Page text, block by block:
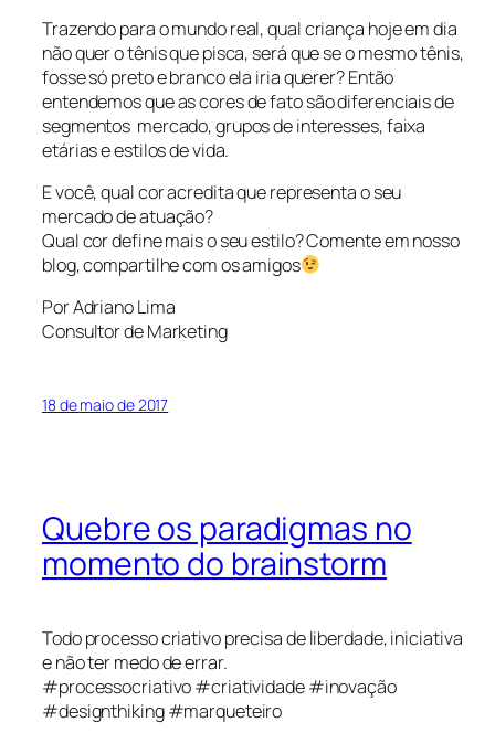
Trazendo para o mundo real, qual criança hoje em dia
não quer o tênis que pisca, será que se o mesmo tênis,
fosse só preto e branco ela iria querer? Então
entendemos que as cores de fato são diferenciais de
segmentos mercado, grupos de interesses, faixa
etárias e estilos de vida.
E você, qual cor acredita que representa o seu
mercado de atuação?
Qual cor define mais o seu estilo? Comente em nosso
blog, compartilhe com os amigos
Por Adriano Lima
Consultor de Marketing
18 de maio de 2017
Quebre os paradigmas no
momento do brainstorm
Todo processo criativo precisa de liberdade, iniciativa
e não ter medo de errar.
#processocriativo #criatividade #inovação
#designthiking #marqueteiro